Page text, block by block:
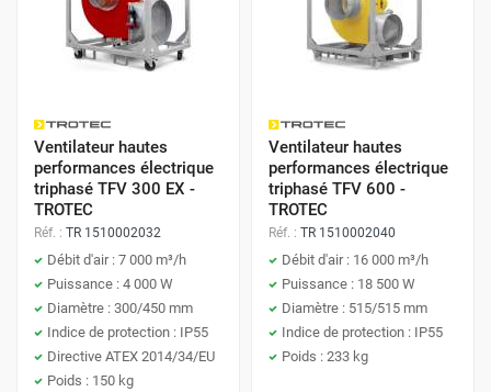
Ventilateur hautes
performances électrique
triphasé TFV 300 EX -
TROTEC
Réf. : TR 1510002032
Débit d'air : 7 000 m³/h
Puissance : 4 000 W
Diamètre : 300/450 mm
Indice de protection : IP55
Directive ATEX 2014/34/EU
Poids : 150 kg
Ventilateur hautes
performances électrique
triphasé TFV 600 -
TROTEC
Réf. : TR 1510002040
Débit d'air : 16 000 m³/h
Puissance : 18 500 W
Diamètre : 515/515 mm
Indice de protection : IP55
Poids : 233 kg